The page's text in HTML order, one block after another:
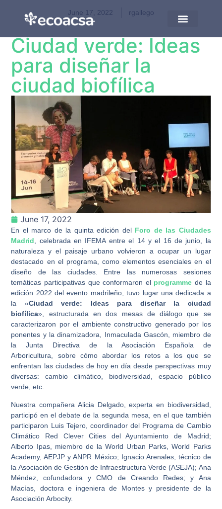
June 17, 2022 rgallego
Ciudad verde: Ideas
para diseñar la
ciudad biofílica
June 17, 2022
En el marco de la quinta edición del Foro de las Ciudades
Madrid , celebrada en IFEMA entre el 14 y el 16 de junio, la
naturaleza y el paisaje urbano volvieron a ocupar un lugar
destacado en el programa, como elementos esenciales en el
diseño de las ciudades. Entre las numerosas sesiones
temáticas participativas que conformaron el programme de la
edición 2022 del evento madrileño, tuvo lugar una dedicada a
la «Ciudad verde: Ideas para diseñar la ciudad
biofílica», estructurada en dos mesas de diálogo que se
caracterizaron por el ambiente constructivo generado por los
ponentes y la dinamizadora, Inmaculada Gascón, miembro de
la Junta Directiva de la Asociación Española de
Arboricultura, sobre cómo abordar los retos a los que se
enfrentan las ciudades de hoy en día desde perspectivas muy
diversas: cambio climático, biodiversidad, espacio público
verde, etc.
Nuestra compañera Alicia Delgado, experta en biodiversidad,
participó en el debate de la segunda mesa, en el que también
participaron Luis Tejero, coordinador del Programa de Cambio
Climático Red Clever Cities del Ayuntamiento de Madrid;
Alberto Ipas, miembro de la World Urban Parks, World Parks
Academy, AEPJP y ANPR México; Ignacio Arenales, técnico de
la Asociación de Gestión de Infraestructura Verde (ASEJA); Ana
Méndez, cofundadora y CMO de Creando Redes; y Ana
Macías, doctora e ingeniera de Montes y presidente de la
Asociación Arbocity.